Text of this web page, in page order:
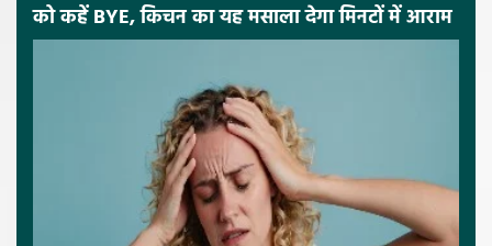
को कहें BYE, किचन का यह मसाला देगा मिनटों में आराम